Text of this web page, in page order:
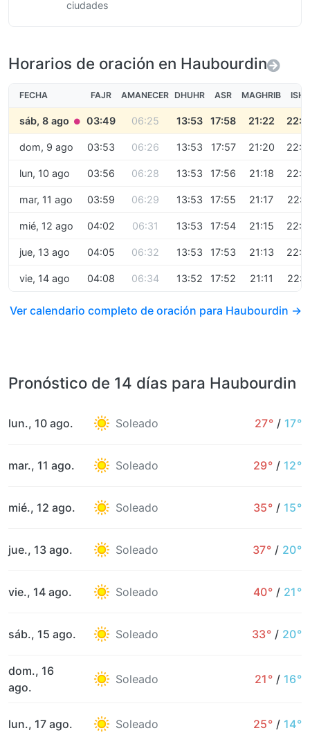
ciudades
Horarios de oración en Haubourdin
FECHA FAJR AMANECER DHUHR ASR MAGHRIB ISHA
sáb, 8 ago ● 03:49 06:25 13:53 17:58 21:22
dom, 9 ago 03:53 06:26 13:53 17:57 21:20
lun, 10 ago 03:56 06:28 13:53 17:56 21:18
mar, 11 ago 03:59 06:29 13:53 17:55 21:17
mié, 12 ago 04:02 06:31 13:53 17:54 21:15
jue, 13 ago 04:05 06:32 13:53 17:53 21:13
vie, 14 ago 04:08 06:34 13:52 17:52 21:11
Ver calendario completo de oración para Haubourdin →
Pronóstico de 14 días para Haubourdin
lun., 10 ago. Soleado 27° / 17°
mar., 11 ago. Soleado 29° / 12°
mié., 12 ago. Soleado 35° / 15°
jue., 13 ago. Soleado 37° / 20°
vie., 14 ago. Soleado 40° / 21°
sáb., 15 ago. Soleado 33° / 20°
dom., 16
ago.
Soleado 21° / 16°
lun., 17 ago. Soleado 25° / 14°